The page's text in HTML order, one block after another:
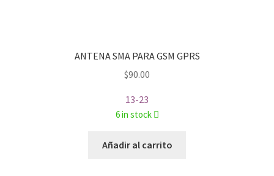
ANTENA SMA PARA GSM GPRS
$90.00
13-23
6 in stock
Añadir al carrito